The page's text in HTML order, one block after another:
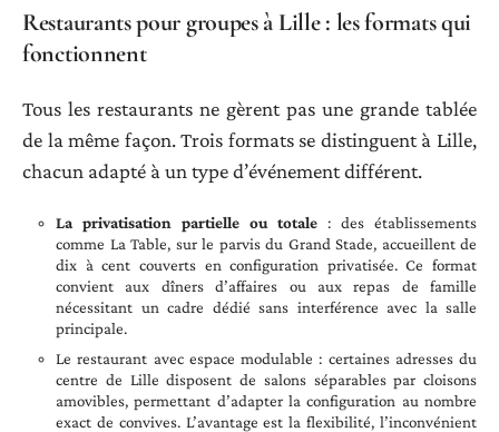
Restaurants pour groupes à Lille : les formats qui
fonctionnent
Tous les restaurants ne gèrent pas une grande tablée
de la même façon. Trois formats se distinguent à Lille,
chacun adapté à un type d’événement différent.
La privatisation partielle ou totale : des établissements
comme La Table, sur le parvis du Grand Stade, accueillent de
dix à cent couverts en configuration privatisée. Ce format
convient aux dîners d’affaires ou aux repas de famille
nécessitant un cadre dédié sans interférence avec la salle
principale.
Le restaurant avec espace modulable : certaines adresses du
centre de Lille disposent de salons séparables par cloisons
amovibles, permettant d’adapter la configuration au nombre
exact de convives. L’avantage est la flexibilité, l’inconvénient